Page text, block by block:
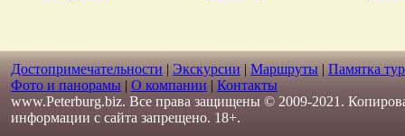
Достопримечательности | Экскурсии | Маршруты | Памятка
Фото и панорамы | О компании | Контакты
www.Peterburg.biz. Все права защищены © 2009-2021.
информации с сайта запрещено. 18+.